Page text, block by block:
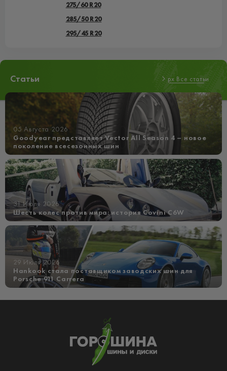
275/60 R20
285/50 R20
295/45 R20
Статьи px Все статьи
05 Августа 2026
Goodyear представляет Vector All Season 4 – новое
поколение всесезонных шин
31 Июля 2026
Шесть колес против мира: история Covini C6W
29 Июля 2026
Hankook стала поставщиком заводских шин для
Porsche 911 Carrera